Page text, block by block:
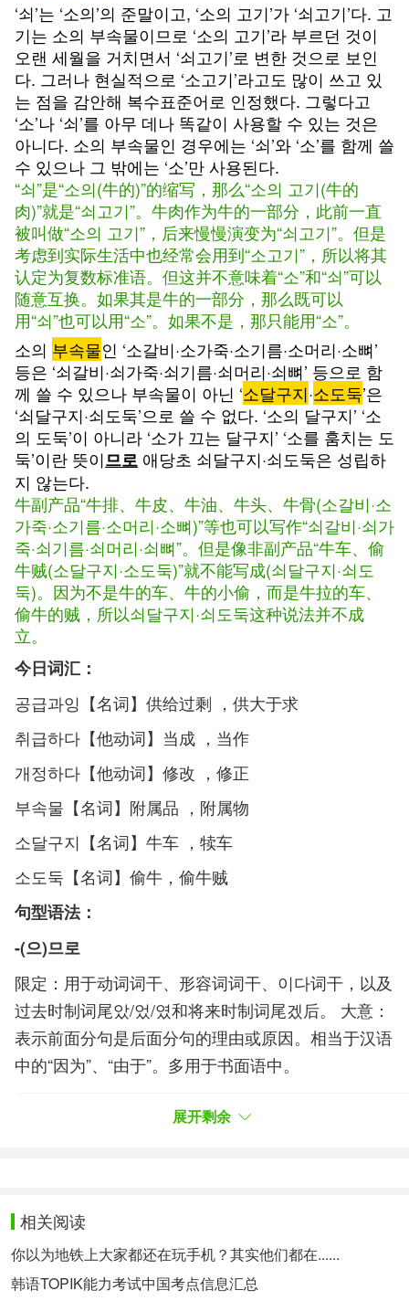
‘쇠’는 ‘소의’의 준말이고, ‘소의 고기’가 ‘쇠고기’다. 고
기는 소의 부속물이므로 ‘소의 고기’라 부르던 것이
오랜 세월을 거치면서 ‘쇠고기’로 변한 것으로 보인
다. 그러나 현실적으로 ‘소고기’라고도 많이 쓰고 있
는 점을 감안해 복수표준어로 인정했다. 그렇다고
‘소’나 ‘쇠’를 아무 데나 똑같이 사용할 수 있는 것은
아니다. 소의 부속물인 경우에는 ‘쇠’와 ‘소’를 함께 쓸
수 있으나 그 밖에는 ‘소’만 사용된다.
“쇠”是“소의(牛的)”的缩写，那么“소의 고기(牛的
肉)”就是“쇠고기”。牛肉作为牛的一部分，此前一直
被叫做“소의 고기”，后来慢慢演变为“쇠고기”。但是
考虑到实际生活中也经常会用到“소고기”，所以将其
认定为复数标准语。但这并不意味着“소”和“쇠”可以
随意互换。如果其是牛的一部分，那么既可以
用“쇠”也可以用“소”。如果不是，那只能用“소”。
소의 부속물인 ‘소갈비·소가죽·소기름·소머리·소뼈’
등은 ‘쇠갈비·쇠가죽·쇠기름·쇠머리·쇠뼈’ 등으로 함
께 쓸 수 있으나 부속물이 아닌 ‘소달구지·소도둑’은
‘쇠달구지·쇠도둑’으로 쓸 수 없다. ‘소의 달구지’ ‘소
의 도둑’이 아니라 ‘소가 끄는 달구지’ ‘소를 훔치는 도
둑’이란 뜻이므로 애당초 쇠달구지·쇠도둑은 성립하
지 않는다.
牛副产品“牛排、牛皮、牛油、牛头、牛骨(소갈비·소
가죽·소기름·소머리·소뼈)”等也可以写作“쇠갈비·쇠가
죽·쇠기름·쇠머리·쇠뼈”。但是像非副产品“牛车、偷
牛贼(소달구지·소도둑)”就不能写成(쇠달구지·쇠도
둑)。因为不是牛的车、牛的小偷，而是牛拉的车、
偷牛的贼，所以쇠달구지·쇠도둑这种说法并不成
立。
今日词汇：
공급과잉【名词】供给过剩 ，供大于求
취급하다【他动词】当成 ，当作
개정하다【他动词】修改 ，修正
부속물【名词】附属品 ，附属物
소달구지【名词】牛车 ，犊车
소도둑【名词】偷牛，偷牛贼
句型语法：
-(으)므로
限定：用于动词词干、形容词词干、이다词干，以及
过去时制词尾았/었/였和将来时制词尾겠后。 大意：
表示前面分句是后面分句的理由或原因。相当于汉语
中的“因为”、“由于”。多用于书面语中。
因成绩优异，授予此奖状。
补充深化： -(으)므로不能用于祈使句和共动句。祈
使句和共动句要用(으)니까。
길이 막히니까 지하철을 탑시다.(O)
展开剩余
相关阅读
你以为地铁上大家都还在玩手机？其实他们都在......
韩语TOPIK能力考试中国考点信息汇总